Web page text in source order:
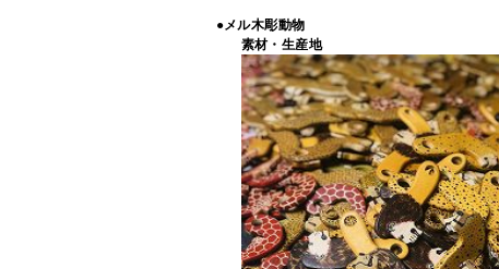
●メル木彫動物
素材・生産地